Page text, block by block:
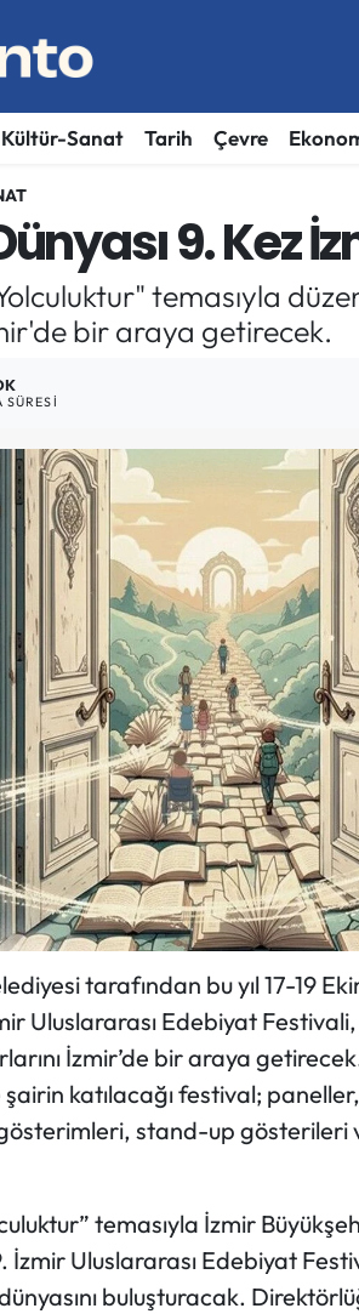
Kültür-Sanat Tarih Çevre
9. Kez
temasıyla
bir araya getirecek.
SÜRESI
tarafından bu yıl 17-19
Uluslararası Edebiyat
İzmir’de bir araya
katılacağı festival;
stand-up gösterileri
temasıyla İzmir
Uluslararası Edebiyat
buluşturacak.